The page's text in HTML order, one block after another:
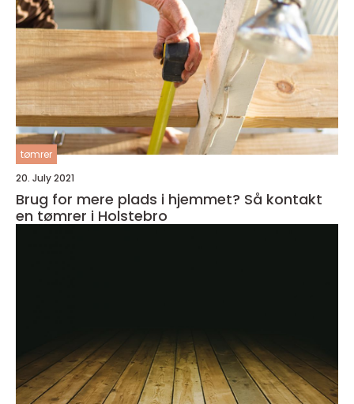
tømrer
20. July 2021
Brug for mere plads i hjemmet? Så kontakt
en tømrer i Holstebro